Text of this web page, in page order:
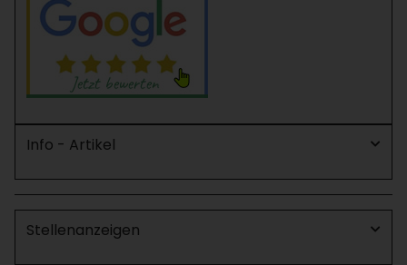
Info - Artikel
Stellenanzeigen